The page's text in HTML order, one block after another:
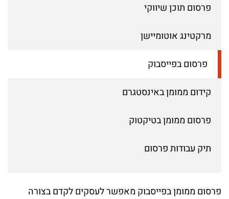
פרסום תוכן שיווקי
מרקטינג אוטומיישן
פרסום בפייסבוק
קידום ממומן באינסטגרם
פרסום ממומן בטיקטוק
תיק עבודות פרסום
פרסום ממומן בפייסבוק מאפשר לעסקים לקדם בצורה